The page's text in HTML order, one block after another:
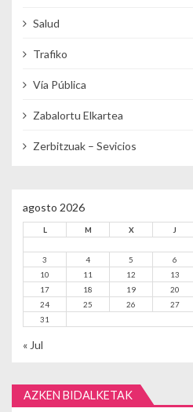
Salud
Trafiko
Vía Pública
Zabalortu Elkartea
Zerbitzuak – Sevicios
agosto 2026
L M X J
3
4 5 6
10
11 12 13
17
18 19 20
24
25 26 27
31
« Jul
AZKEN BIDALKETAK